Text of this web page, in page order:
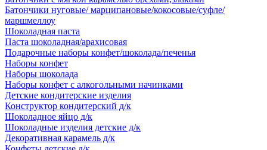
Батончики нуговые/ марципановые/кокосовые/суфле/
маршмеллоу
Шоколадная паста
Паста шоколадная/арахисовая
Подарочные наборы конфет/шоколада/печенья
Наборы конфет
Наборы шоколада
Наборы конфет с алкогольными начинками
Детские кондитерские изделия
Конструктор кондитерский д/к
Шоколадное яйцо д/к
Шоколадные изделия детские д/к
Декоративная карамель д/к